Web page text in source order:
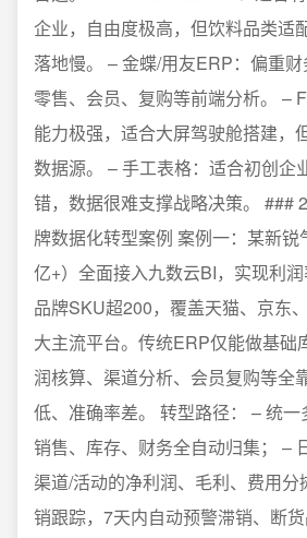
企业，自由度极高，但饮料品类适
落地慢。 – 金蝶/用友ERP：偏重
零售、会员、复购等前端分析。 –
能力极强，适合大屏驾驶舱搭建，
数据源。 – 手工表格：适合初创企
错，数据很难支撑战略决策。 ###
牌数据化转型案例 案例一：某新锐
亿+）全面接入九数云BI，实现利润
品牌SKU超200，覆盖天猫、京东
大主流平台。传统ERP仅能做基础
润核算、渠道分析、会员复购等全
低、准确率差。 转型路径： – 统一
销售、库存、财务全自动归集； –
渠道/活动的净利润、毛利、费用分
销跟踪，7天内自动预警滞销、断